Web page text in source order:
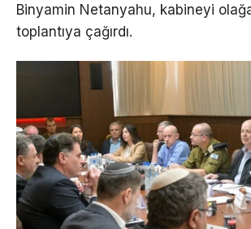
Binyamin Netanyahu, kabineyi
toplantıya çağırdı.